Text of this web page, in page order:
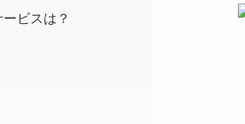
ビスは？